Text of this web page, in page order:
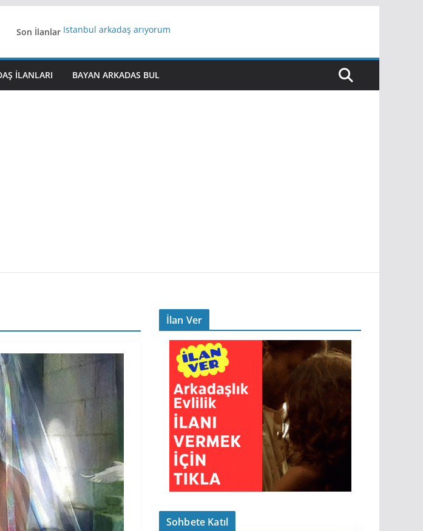
Son İlanlar İstanbul arkadaş arıyorum
Yeni Bir Aşk Lazım
iş arayanlara iş
ILANLARI BAYAN ARKADAS BUL
İlan Ver
Sohbete Katıl